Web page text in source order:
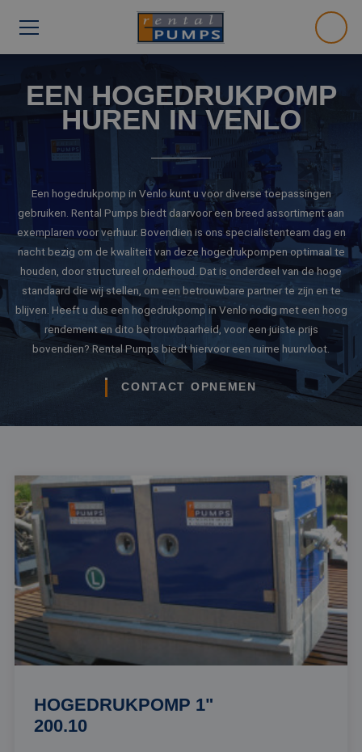
EEN HOGEDRUKPOMP
HUREN IN VENLO
Een hogedrukpomp in Venlo kunt u voor diverse toepassingen
gebruiken. Rental Pumps biedt daarvoor een breed assortiment aan
exemplaren voor verhuur. Bovendien is ons specialistenteam dag en
nacht bezig om de kwaliteit van deze hogedrukpompen optimaal te
houden, door structureel onderhoud. Dat is onderdeel van de hoge
standaard die wij stellen, om een betrouwbare partner te zijn en te
blijven. Heeft u dus een hogedrukpomp in Venlo nodig met een hoog
rendement en dito betrouwbaarheid, voor een juiste prijs
bovendien? Rental Pumps biedt hiervoor een ruime huurvloot.
CONTACT OPNEMEN
HOGEDRUKPOMP 1"
200.10